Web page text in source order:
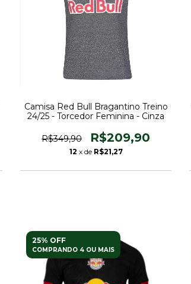
Camisa Red Bull Bragantino Treino
24/25 - Torcedor Feminina - Cinza
R$349,90 R$209,90
12 x de R$21,27
25% OFF
COMPRANDO 4 OU MAIS